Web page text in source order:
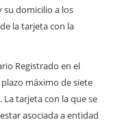
domicilio a los
la tarjeta con la
Registrado en el
máximo de siete
tarjeta con la que se
asociada a entidad